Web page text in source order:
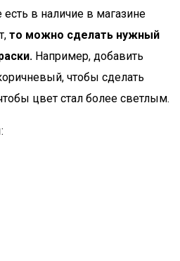
в наличие в магазине
то можно сделать нужный
Например, добавить
чтобы сделать
цвет стал более светлым.